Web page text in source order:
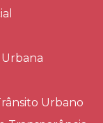
Urbano